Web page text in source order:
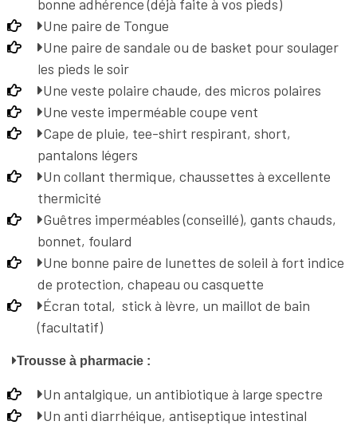
bonne adhérence (déjà faite à vos pieds)
Une paire de Tongue
Une paire de sandale ou de basket pour soulager
les pieds le soir
Une veste polaire chaude, des micros polaires
Une veste imperméable coupe vent
Cape de pluie, tee-shirt respirant, short,
pantalons légers
Un collant thermique, chaussettes à excellente
thermicité
Guêtres imperméables (conseillé), gants chauds,
bonnet, foulard
Une bonne paire de lunettes de soleil à fort indice
de protection, chapeau ou casquette
Écran total, stick à lèvre, un maillot de bain
(facultatif)
Trousse à pharmacie :
Un antalgique, un antibiotique à large spectre
Un anti diarrhéique, antiseptique intestinal